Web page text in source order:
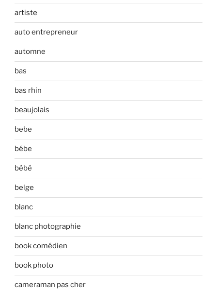
artiste
auto entrepreneur
automne
bas
bas rhin
beaujolais
bebe
bébe
bébé
belge
blanc
blanc photographie
book comédien
book photo
cameraman pas cher